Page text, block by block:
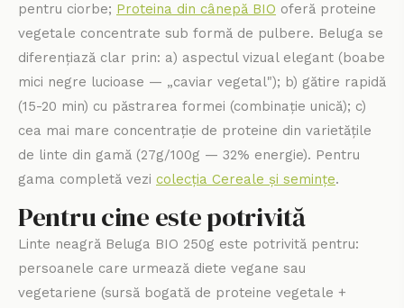
pentru ciorbe; Proteina din cânepă BIO oferă proteine
vegetale concentrate sub formă de pulbere. Beluga se
diferențiază clar prin: a) aspectul vizual elegant (boabe
mici negre lucioase — „caviar vegetal"); b) gătire rapidă
(15-20 min) cu păstrarea formei (combinație unică); c)
cea mai mare concentrație de proteine din varietățile
de linte din gamă (27g/100g — 32% energie). Pentru
gama completă vezi colecția Cereale și semințe.
Pentru cine este potrivită
Linte neagră Beluga BIO 250g este potrivită pentru:
persoanele care urmează diete vegane sau
vegetariene (sursă bogată de proteine vegetale +